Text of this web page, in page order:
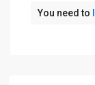
You need to